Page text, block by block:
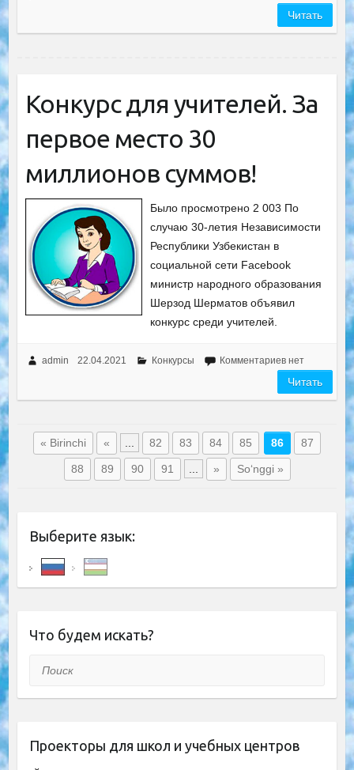
Читать
Конкурс для учителей. За
первое место 30
миллионов суммов!
Было просмотрено 2 003 По
случаю 30-летия Независимости
Республики Узбекистан в
социальной сети Facebook
министр народного образования
Шерзод Шерматов объявил
конкурс среди учителей.
admin 22.04.2021 Конкурсы Комментариев нет
Читать
« Birinchi « 82 83 84 85 86 87
88 89 90 91 » So‘nggi »
Выберите язык:
Что будем искать?
Поиск
Проекторы для школ и учебных центров